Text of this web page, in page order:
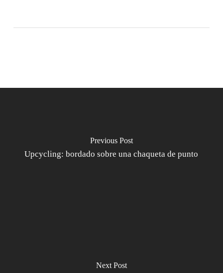
Previous Post
Upcycling: bordado sobre una chaqueta de punto
Next Post